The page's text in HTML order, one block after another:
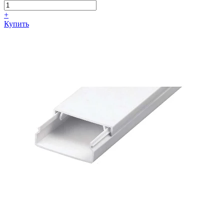
+
Купить